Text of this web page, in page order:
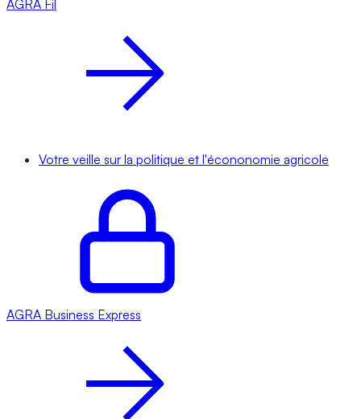
AGRA Fil
Votre veille sur la politique et l'écononomie agricole
AGRA Business Express